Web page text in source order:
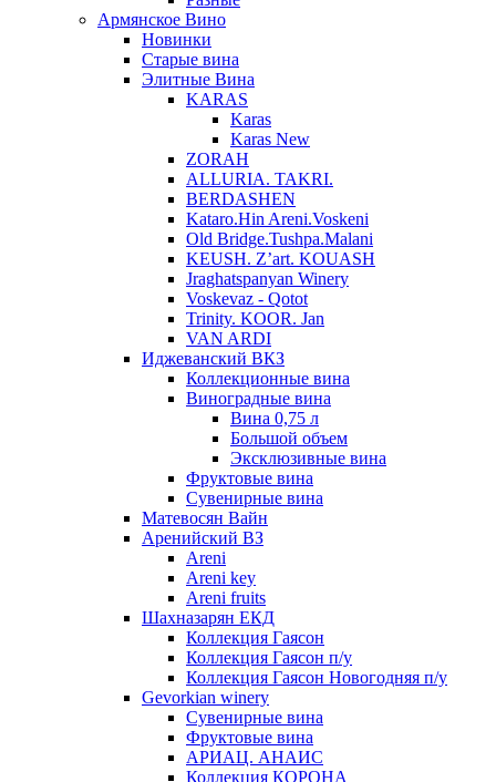
Армянское Вино
Новинки
Старые вина
Элитные Вина
KARAS
Karas
Karas New
ZORAH
ALLURIA. TAKRI.
BERDASHEN
Kataro.Hin Areni.Voskeni
Old Bridge.Tushpa.Malani
KEUSH. Z’art. KOUASH
Jraghatspanyan Winery
Voskevaz - Qotot
Trinity. KOOR. Jan
VAN ARDI
Иджеванский ВКЗ
Коллекционные вина
Виноградные вина
Вина 0,75 л
Большой объем
Эксклюзивные вина
Фруктовые вина
Cувенирные вина
Матевосян Вайн
Аренийский ВЗ
Areni
Areni key
Areni fruits
Шахназарян ЕКД
Коллекция Гаясон
Коллекция Гаясон п/у
Коллекция Гаясон Новогодняя п/у
Gevorkian winery
Сувенирные вина
Фруктовые вина
АРИАЦ. АНАИС
Коллекция КОРОНА